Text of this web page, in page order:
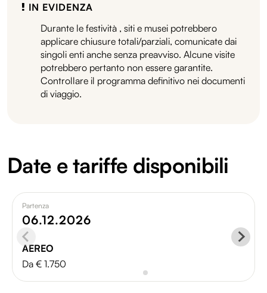
IN EVIDENZA
Durante le festività , siti e musei potrebbero
applicare chiusure totali/parziali, comunicate dai
singoli enti anche senza preavviso. Alcune visite
potrebbero pertanto non essere garantite.
Controllare il programma definitivo nei documenti
di viaggio.
Date e tariffe disponibili
Partenza
06.12.2026
AEREO
Da € 1.750